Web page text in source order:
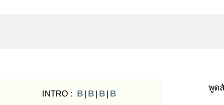
INTRO : B | B | B | B
พูด